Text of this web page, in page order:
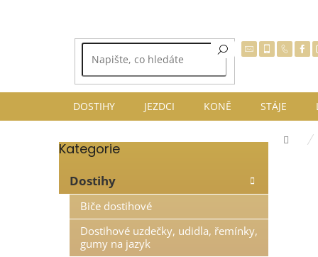
DOSTIHY JEZDCI KONĚ STÁJE
Domů
P
s
Přeskočit
kategorie
Kategorie
Dostihy
Biče dostihové
Dostihové uzdečky, udidla, řemínky,
gumy na jazyk